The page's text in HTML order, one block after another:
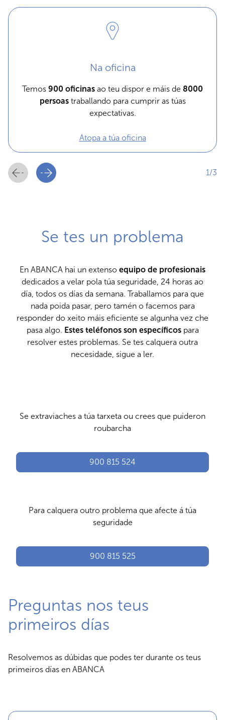
Na oficina
Temos 900 oficinas ao teu dispor e máis de 8000
persoastraballando para cumprir as túas
expectativas.
Atopa a túa oficina
1/3
Se tes un problema
En ABANCA hai un extenso equipo de profesionais
dedicados a velar pola túa seguridade, 24 horas ao
día, todos os días da semana. Traballamos para que
nada poida pasar, pero tamén o facemos para
responder do xeito máis eficiente se algunha vez che
pasa algo. Estes teléfonos son específicospara
resolver estes problemas. Se tes calquera outra
necesidade, sigue a ler.
Se extraviaches a túa tarxeta ou crees que puideron
roubarcha
900 815 524
Para calquera outro problema que afecte á túa
seguridade
900 815 525
Preguntas nos teus
primeiros días
Resolvemos as dúbidas que podes ter durante os teus
primeiros días en ABANCA